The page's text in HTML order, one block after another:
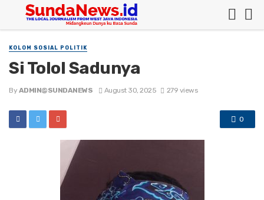
KOLOM SOSIAL POLITIK
Si Tolol Sadunya
By ADMIN@SUNDANEWS August 30, 2025 279 views
0